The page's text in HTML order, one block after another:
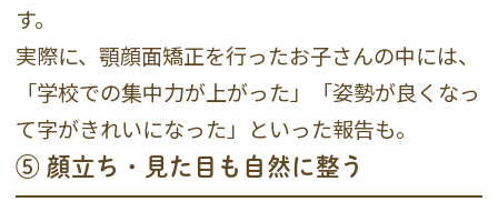
す。
実際に、顎顔面矯正を行ったお子さんの中には、
「学校での集中力が上がった」「姿勢が良くなっ
て字がきれいになった」といった報告も。
⑤ 顔立ち・見た目も自然に整う